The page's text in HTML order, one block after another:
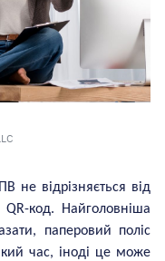
не відрізняється від
код. Найголовніша
паперовий поліс
час, іноді це може